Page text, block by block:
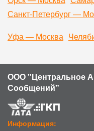
Санкт-Петербург —
Уфа — Москва
ООО "Центральное
Сообщений"
Информация: